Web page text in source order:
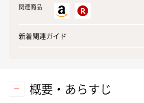
関連商品
新着関連ガイド
概要・あらすじ